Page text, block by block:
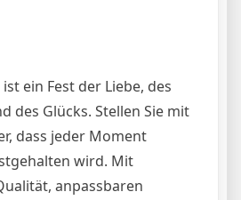
ein Fest der Liebe, des
des Glücks. Stellen Sie mit
dass jeder Moment
wird. Mit
anpassbaren